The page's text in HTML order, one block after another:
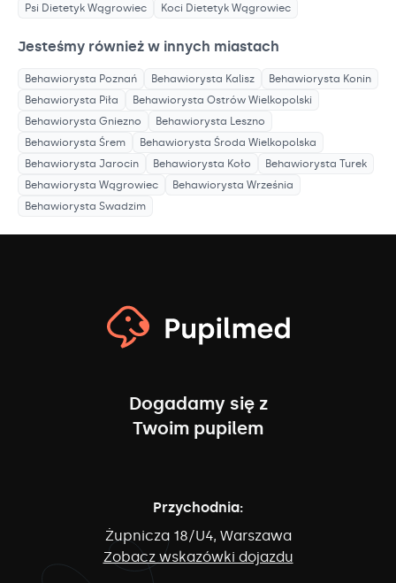
Psi Dietetyk Wągrowiec Koci Dietetyk Wągrowiec
Jesteśmy również w innych miastach
Behawiorysta Poznań Behawiorysta Kalisz Behawiorysta Konin
Behawiorysta Piła Behawiorysta Ostrów Wielkopolski
Behawiorysta Gniezno Behawiorysta Leszno
Behawiorysta Śrem Behawiorysta Środa Wielkopolska
Behawiorysta Jarocin Behawiorysta Koło Behawiorysta Turek
Behawiorysta Wągrowiec Behawiorysta Września
Behawiorysta Swadzim
Dogadamy się z
Twoim pupilem
Przychodnia:
Żupnicza 18/U4, Warszawa
Zobacz wskazówki dojazdu